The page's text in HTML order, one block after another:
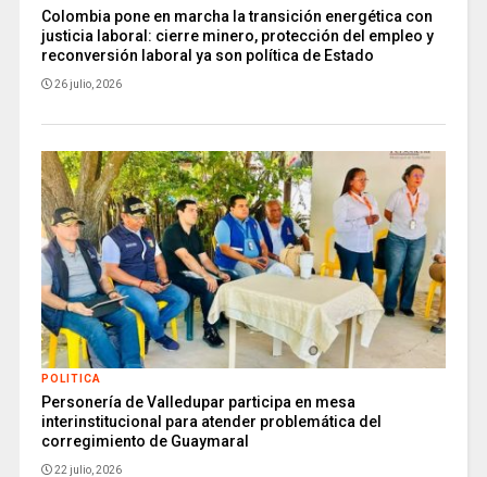
Colombia pone en marcha la transición energética con
justicia laboral: cierre minero, protección del empleo y
reconversión laboral ya son política de Estado
26 julio, 2026
POLITICA
Personería de Valledupar participa en mesa
interinstitucional para atender problemática del
corregimiento de Guaymaral
22 julio, 2026